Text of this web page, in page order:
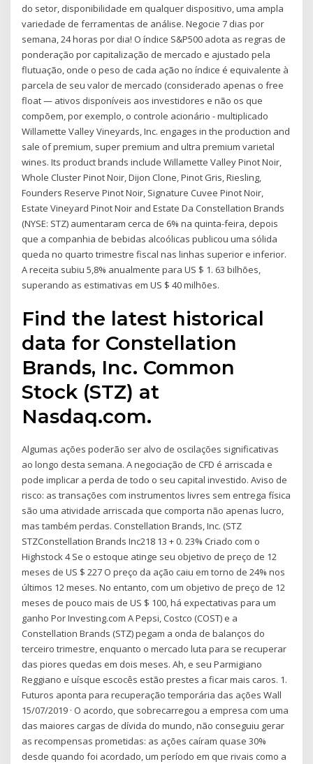
do setor, disponibilidade em qualquer dispositivo, uma ampla
variedade de ferramentas de análise. Negocie 7 dias por
semana, 24 horas por dia! O índice S&P500 adota as regras de
ponderação por capitalização de mercado e ajustado pela
flutuação, onde o peso de cada ação no índice é equivalente à
parcela de seu valor de mercado (considerado apenas o free
float — ativos disponíveis aos investidores e não os que
compõem, por exemplo, o controle acionário - multiplicado
Willamette Valley Vineyards, Inc. engages in the production and
sale of premium, super premium and ultra premium varietal
wines. Its product brands include Willamette Valley Pinot Noir,
Whole Cluster Pinot Noir, Dijon Clone, Pinot Gris, Riesling,
Founders Reserve Pinot Noir, Signature Cuvee Pinot Noir,
Estate Vineyard Pinot Noir and Estate Da Constellation Brands
(NYSE: STZ) aumentaram cerca de 6% na quinta-feira, depois
que a companhia de bebidas alcoólicas publicou uma sólida
queda no quarto trimestre fiscal nas linhas superior e inferior.
A receita subiu 5,8% anualmente para US $ 1. 63 bilhões,
superando as estimativas em US $ 40 milhões.
Find the latest historical
data for Constellation
Brands, Inc. Common
Stock (STZ) at
Nasdaq.com.
Algumas ações poderão ser alvo de oscilações significativas
ao longo desta semana. A negociação de CFD é arriscada e
pode implicar a perda de todo o seu capital investido. Aviso de
risco: as transações com instrumentos livres sem entrega física
são uma atividade arriscada que comporta não apenas lucro,
mas também perdas. Constellation Brands, Inc. (STZ
STZConstellation Brands Inc218 13 + 0. 23% Criado com o
Highstock 4 Se o estoque atinge seu objetivo de preço de 12
meses de US $ 227 O preço da ação caiu em torno de 24% nos
últimos 12 meses. No entanto, com um objetivo de preço de 12
meses de pouco mais de US $ 100, há expectativas para um
ganho Por Investing.com A Pepsi, Costco (COST) e a
Constellation Brands (STZ) pegam a onda de balanços do
terceiro trimestre, enquanto o mercado luta para se recuperar
das piores quedas em dois meses. Ah, e seu Parmigiano
Reggiano e uísque escocês estão prestes a ficar mais caros. 1.
Futuros aponta para recuperação temporária das ações Wall
15/07/2019 · O acordo, que sobrecarregou a empresa com uma
das maiores cargas de dívida do mundo, não conseguiu gerar
as recompensas prometidas: as ações caíram quase 30%
desde quando foi acordado, um período em que rivais como a